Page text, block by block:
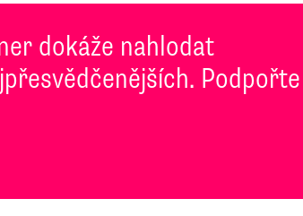
dokáže nahlodat
Podpořte